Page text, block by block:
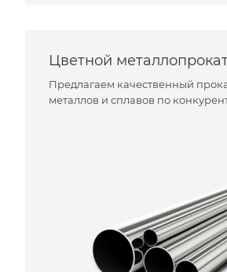
Цветной
Предлагаем качественный
металлов и сплавов по